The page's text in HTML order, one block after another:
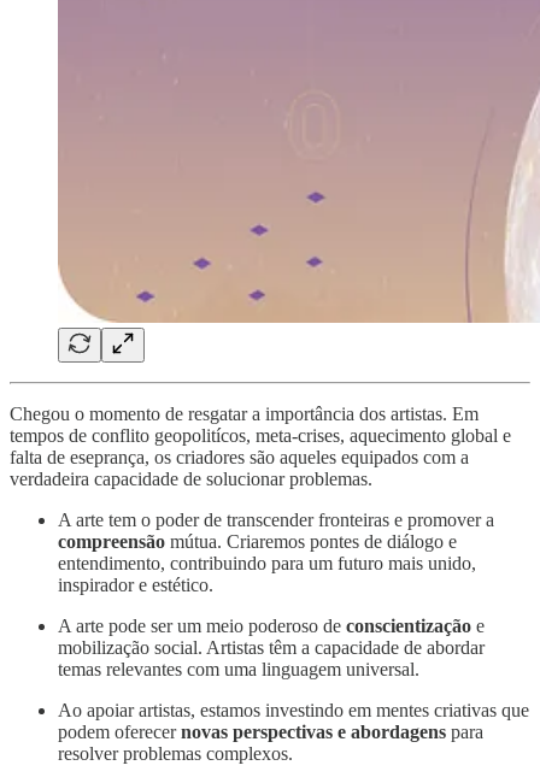
Chegou o momento de resgatar a importância dos artistas. Em
tempos de conflito geopolitícos, meta-crises, aquecimento global e
falta de eseprança, os criadores são aqueles equipados com a
verdadeira capacidade de solucionar problemas.
A arte tem o poder de transcender fronteiras e promover a
compreensão mútua. Criaremos pontes de diálogo e
entendimento, contribuindo para um futuro mais unido,
inspirador e estético.
A arte pode ser um meio poderoso de conscientização e
mobilização social. Artistas têm a capacidade de abordar
temas relevantes com uma linguagem universal.
Ao apoiar artistas, estamos investindo em mentes criativas que
podem oferecernovas perspectivas e abordagens para
resolver problemas complexos.